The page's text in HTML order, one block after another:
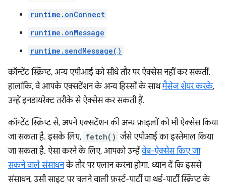
runtime.onConnect
runtime.onMessage
runtime.sendMessage()
कॉन्टेंट स्क्रिप्ट, अन्य एपीआई को सीधे तौर पर ऐक्सेस नहीं कर सकतीं.
हालांकि, वे आपके एक्सटेंशन के अन्य हिस्सों के साथमैसेज शेयर करके,
उन्हें इनडायरेक्ट तरीके से ऐक्सेस कर सकती हैं.
कॉन्टेंट स्क्रिप्ट से, अपने एक्सटेंशन की अन्य फ़ाइलों को भी ऐक्सेस किया
जा सकता है. इसके लिए, fetch() जैसे एपीआई का इस्तेमाल किया
जा सकता है. ऐसा करने के लिए, आपको उन्हेंवेब-ऐक्सेस किए जा
सकने वाले संसाधनके तौर पर एलान करना होगा. ध्यान दें कि इससे
संसाधन, उसी साइट पर चलने वाली फ़र्स्ट-पार्टी या थर्ड-पार्टी स्क्रिप्ट के